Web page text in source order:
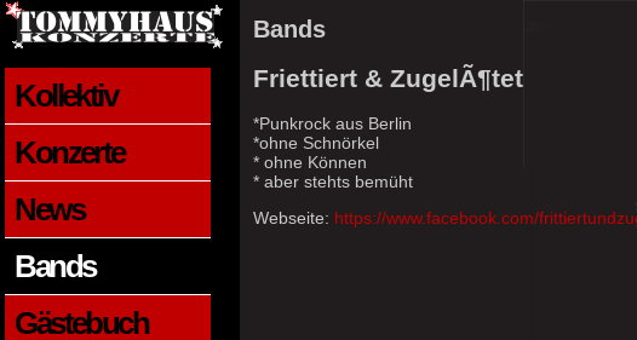
Kollektiv
Konzerte
News
Bands
Gästebuch
Bands
Friettiert & ZugelÃ¶tet
*Punkrock aus Berlin
*ohne Schnörkel
* ohne Können
* aber stehts bemüht
Webseite: https://www.facebook.com/